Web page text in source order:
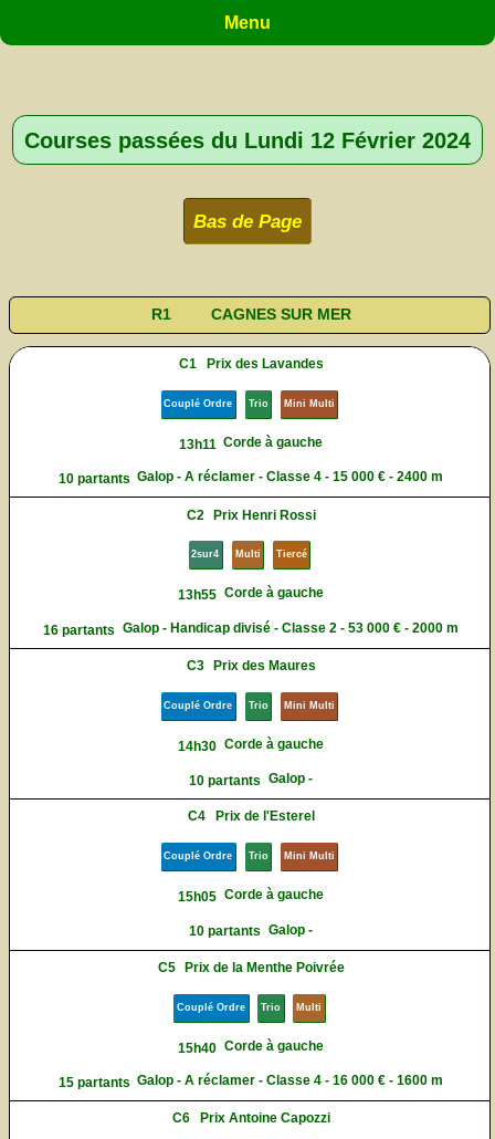
Menu
Courses passées du Lundi 12 Février 2024
Bas de Page
R1 CAGNES SUR MER
C1 Prix des Lavandes
Couplé Ordre Trio Mini Multi
13h11 Corde à gauche
10 partants Galop - A réclamer - Classe 4 - 15 000 € - 2400 m
C2 Prix Henri Rossi
2sur4 Multi Tiercé
13h55 Corde à gauche
16 partants Galop - Handicap divisé - Classe 2 - 53 000 € - 2000 m
C3 Prix des Maures
Couplé Ordre Trio Mini Multi
14h30 Corde à gauche
10 partants Galop -
C4 Prix de l'Esterel
Couplé Ordre Trio Mini Multi
15h05 Corde à gauche
10 partants Galop -
C5 Prix de la Menthe Poivrée
Couplé Ordre Trio Multi
15h40 Corde à gauche
15 partants Galop - A réclamer - Classe 4 - 16 000 € - 1600 m
C6 Prix Antoine Capozzi